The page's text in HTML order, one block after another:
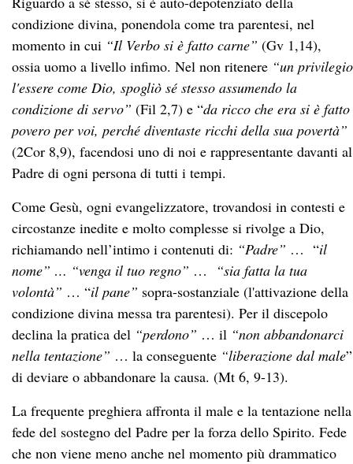
condizione divina, ponendola come tra parentesi, nel
momento in cui “Il Verbo si è fatto carne” (Gv 1,14),
ossia uomo a livello infimo. Nel non ritenere “un privilegio
l'essere come Dio, spogliò sé stesso assumendo la
condizione di servo” (Fil 2,7) e “da ricco che era si è fatto
povero per voi, perché diventaste ricchi della sua povertà”
(2Cor 8,9), facendosi uno di noi e rappresentante davanti al
Padre di ogni persona di tutti i tempi.
Come Gesù, ogni evangelizzatore, trovandosi in contesti e
circostanze inedite e molto complesse si rivolge a Dio,
richiamando nell’intimo i contenuti di: “Padre” … “il
nome” … “venga il tuo regno” …
“sia fatta la tua
volontà” … “il pane” sopra-sostanziale (l'attivazione della
condizione divina messa tra parentesi). Per il discepolo
declina la pratica del “perdono” … il “non abbandonarci
nella tentazione” … la conseguente “liberazione dal male”
di deviare o abbandonare la causa. (Mt 6, 9-13).
La frequente preghiera affronta il male e la tentazione nella
fede del sostegno del Padre per la forza dello Spirito. Fede
che non viene meno anche nel momento più drammatico